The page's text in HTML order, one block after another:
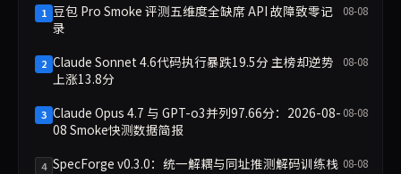
1 豆包 Pro Smoke 评测五维度全缺席 API 故障致零记
录
08-08
2 Claude Sonnet 4.6代码执行暴跌19.5分 主榜却逆势
上涨13.8分
08-08
3 Claude Opus 4.7 与 GPT-o3并列97.66分：2026-08-
08 Smoke快测数据简报
08-08
4 SpecForge v0.3.0：统一解耦与同址推测解码训练栈 08-08